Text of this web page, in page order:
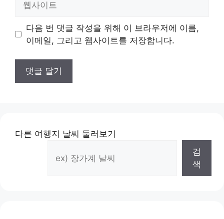
트
다음 번 댓글 작성을 위해 이 브라우저에 이름,
이메일, 그리고 웹사이트를 저장합니다.
다른 여행지 날씨 둘러보기
검
색